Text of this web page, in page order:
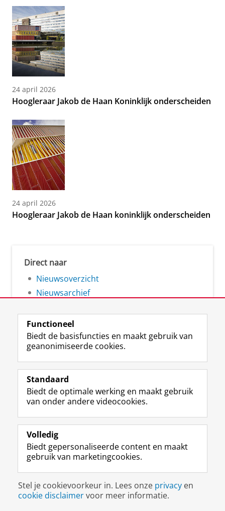
24 april 2026
Hoogleraar Jakob de Haan Koninklijk onderscheiden
24 april 2026
Hoogleraar Jakob de Haan koninklijk onderscheiden
Direct naar
Nieuwsoverzicht
Nieuwsarchief
Volg de RUG
F
a
e
b
o
p
a
i
n
a
L
i
k
e
I
-
p
g
i
n
R
S
-
f
e
R
k
s
u
I
n
t
r
m
c
c
o
Y
o
T
e
k
a
a
Studiekiezers
Alumni
Over ons
Disclaimer & Copyright
Inloggen
Functioneel
Biedt de basisfuncties en maakt gebruik van
geanonimiseerde cookies.
Standaard
Biedt de optimale werking en maakt gebruik
van onder andere videocookies.
Volledig
Biedt gepersonaliseerde content en maakt
gebruik van marketingcookies.
Stel je cookievoorkeur in. Lees onze privacy en
cookie disclaimervoor meer informatie.